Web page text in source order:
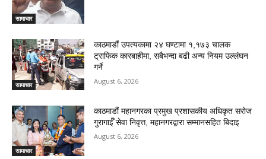
सामाचार
सामाचार
काठमाडौं उपत्यकामा २४ घण्टामा १,१७३ चालक
ट्राफिक कारबाहीमा, सबैभन्दा बढी अन्य नियम उल्लंघन
गर्ने
August 6, 2026
सामाचार
काठमाडौं महानगरका प्रमुख प्रशासकीय अधिकृत सरोज
गुरागाईँ सेवा निवृत्त, महानगरद्वारा सम्मानसहित बिदाइ
August 6, 2026